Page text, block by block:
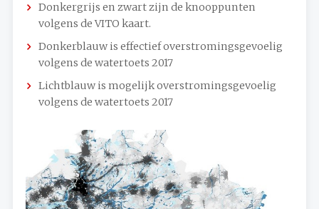
Donkergrijs en zwart zijn de knooppunten
volgens de VITO kaart.
Donkerblauw is effectief overstromingsgevoelig
volgens de watertoets 2017
Lichtblauw is mogelijk overstromingsgevoelig
volgens de watertoets 2017